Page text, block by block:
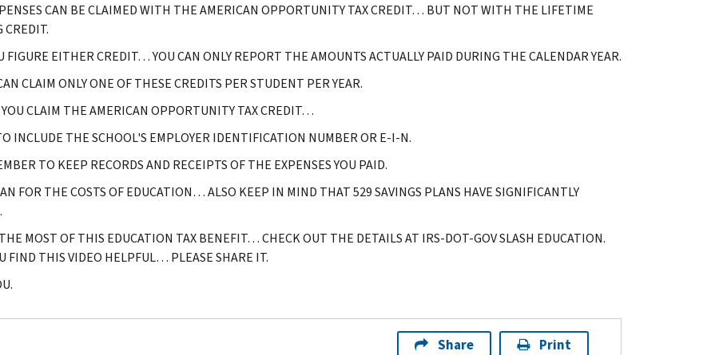
CAN BE CLAIMED WITH THE AMERICAN OPPORTUNITY TAX CREDIT… BUT NOT WITH THE LIFETIME
CREDIT.
FIGURE EITHER CREDIT… YOU CAN ONLY REPORT THE AMOUNTS ACTUALLY PAID DURING THE CALENDAR YEAR.
CLAIM ONLY ONE OF THESE CREDITS PER STUDENT PER YEAR.
CLAIM THE AMERICAN OPPORTUNITY TAX CREDIT…
INCLUDE THE SCHOOL'S EMPLOYER IDENTIFICATION NUMBER OR E-I-N.
TO KEEP RECORDS AND RECEIPTS OF THE EXPENSES YOU PAID.
FOR THE COSTS OF EDUCATION… ALSO KEEP IN MIND THAT 529 SAVINGS PLANS HAVE SIGNIFICANTLY
MOST OF THIS EDUCATION TAX BENEFIT… CHECK OUT THE DETAILS AT IRS-DOT-GOV SLASH EDUCATION.
FIND THIS VIDEO HELPFUL… PLEASE SHARE IT.
Share Print